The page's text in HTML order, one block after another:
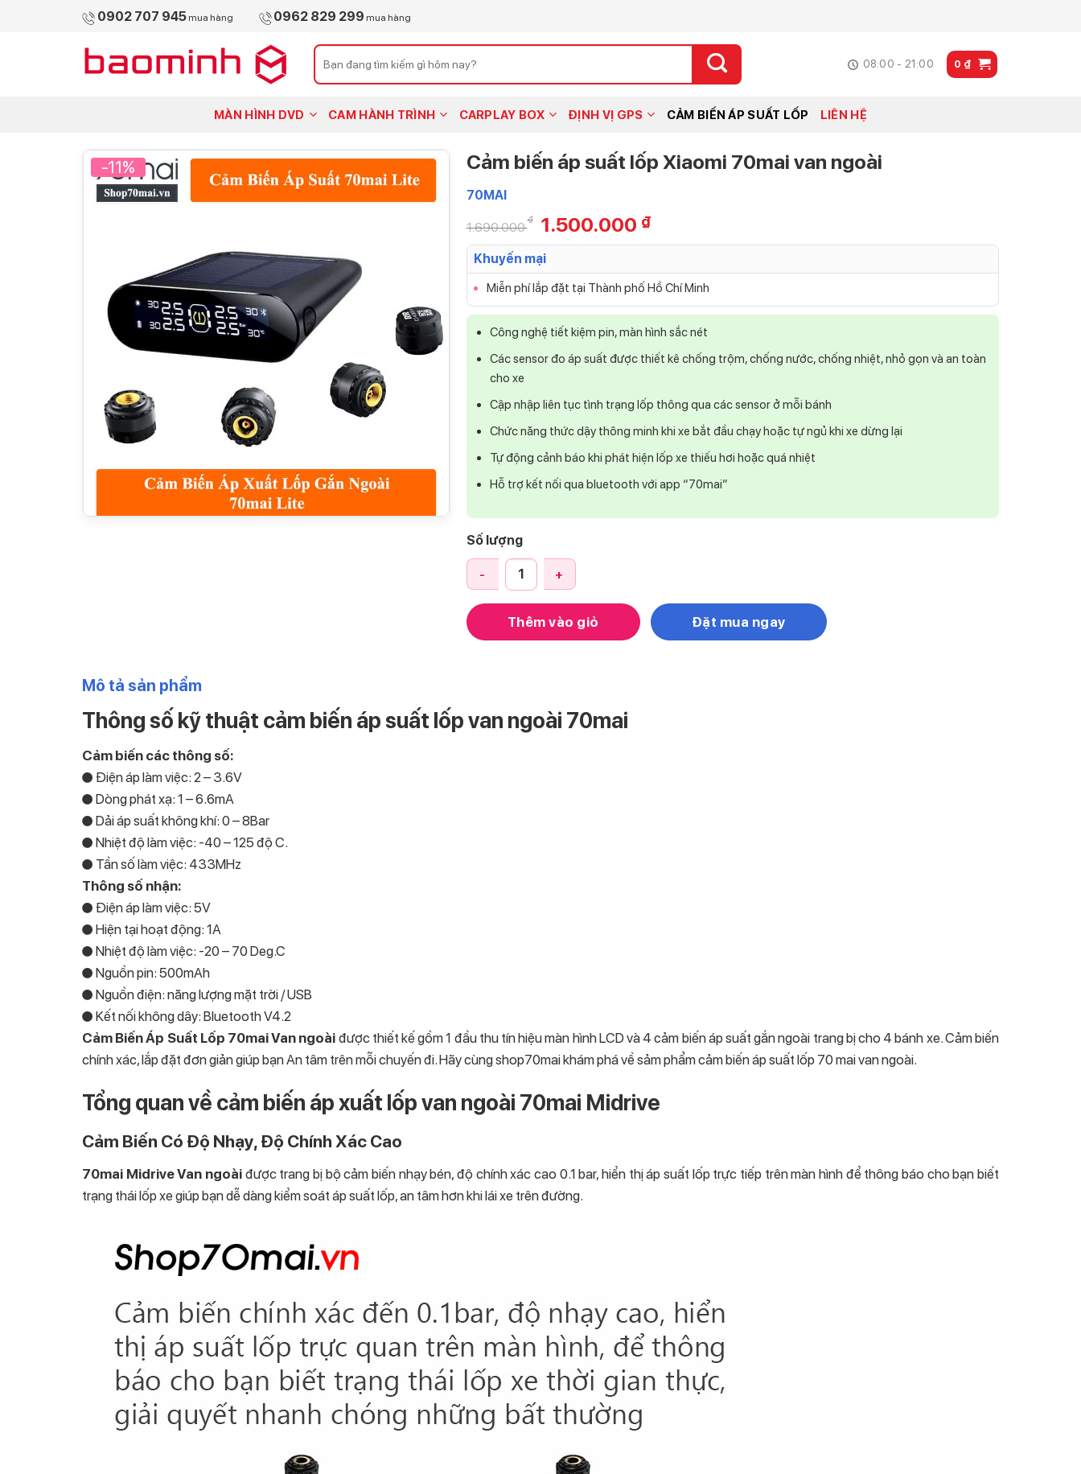
0902 707 945 mua hàng 0962 829 299 mua hàng
Tìm
kiếm:
08:00 - 21:00 0 ₫
MÀN HÌNH DVD CAM HÀNH TRÌNH CARPLAY BOX ĐỊNH VỊ GPS CẢM BIẾN ÁP SUẤT LỐP LIÊN HỆ
-11% Cảm biến áp suất lốp Xiaomi 70mai van ngoài
70MAI
1.690.000₫ 1.500.000 ₫
Khuyến mại
Miễn phí lắp đặt tại Thành phố Hồ Chí Minh
Công nghệ tiết kiệm pin, màn hình sắc nét
Các sensor đo áp suất được thiết kê chống trộm, chống nước, chống nhiệt, nhỏ gọn và an toàn
cho xe
Cập nhập liên tục tình trạng lốp thông qua các sensor ở mỗi bánh
Chức năng thức dậy thông minh khi xe bắt đầu chạy hoặc tự ngủ khi xe dừng lại
Tự động cảnh báo khi phát hiện lốp xe thiếu hơi hoặc quá nhiệt
Hỗ trợ kết nối qua bluetooth với app “70mai”
Số lượng
Thêm vào giỏ Đặt mua ngay
Mô tả sản phẩm
Thông số kỹ thuật cảm biến áp suất lốp van ngoài 70mai
Cảm biến các thông số:
● Điện áp làm việc: 2 – 3.6V
● Dòng phát xạ: 1 – 6.6mA
● Dải áp suất không khí: 0 – 8Bar
● Nhiệt độ làm việc: -40 – 125 độ C.
● Tần số làm việc: 433MHz
Thông số nhận:
● Điện áp làm việc: 5V
● Hiện tại hoạt động: 1A
● Nhiệt độ làm việc: -20 – 70 Deg.C
● Nguồn pin: 500mAh
● Nguồn điện: năng lượng mặt trời / USB
● Kết nối không dây: Bluetooth V4.2
Cảm Biến Áp Suất Lốp 70mai Van ngoài được thiết kế gồm 1 đầu thu tín hiệu màn hình LCD và 4 cảm biến áp suất gắn ngoài trang bị cho 4 bánh xe. Cảm biến
chính xác, lắp đặt đơn giản giúp bạn An tâm trên mỗi chuyến đi. Hãy cùng shop70mai khám phá về sảm phẩm cảm biến áp suất lốp 70 mai van ngoài.
Tổng quan về cảm biến áp xuất lốp van ngoài 70mai Midrive
Cảm Biến Có Độ Nhạy, Độ Chính Xác Cao
70mai Midrive Van ngoài được trang bị bộ cảm biến nhạy bén, độ chính xác cao 0.1 bar, hiển thị áp suất lốp trực tiếp trên màn hình để thông báo cho bạn biết
trạng thái lốp xe giúp bạn dễ dàng kiểm soát áp suất lốp, an tâm hơn khi lái xe trên đường.